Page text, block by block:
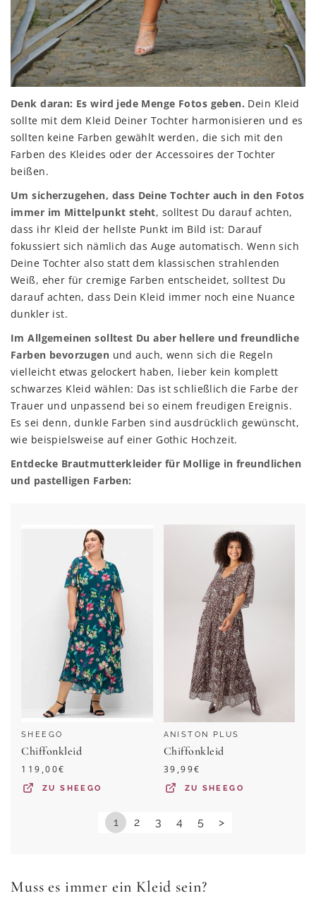
Denk daran: Es wird jede Menge Fotos geben. Dein Kleid
sollte mit dem Kleid Deiner Tochter harmonisieren und es
sollten keine Farben gewählt werden, die sich mit den
Farben des Kleides oder der Accessoires der Tochter
beißen.
Um sicherzugehen, dass Deine Tochter auch in den Fotos
immer im Mittelpunkt steht, solltest Du darauf achten,
dass ihr Kleid der hellste Punkt im Bild ist: Darauf
fokussiert sich nämlich das Auge automatisch. Wenn sich
Deine Tochter also statt dem klassischen strahlenden
Weiß, eher für cremige Farben entscheidet, solltest Du
darauf achten, dass Dein Kleid immer noch eine Nuance
dunkler ist.
Im Allgemeinen solltest Du aber hellere und freundliche
Farben bevorzugen und auch, wenn sich die Regeln
vielleicht etwas gelockert haben, lieber kein komplett
schwarzes Kleid wählen: Das ist schließlich die Farbe der
Trauer und unpassend bei so einem freudigen Ereignis.
Es sei denn, dunkle Farben sind ausdrücklich gewünscht,
wie beispielsweise auf einer Gothic Hochzeit.
Entdecke Brautmutterkleider für Mollige in freundlichen
und pastelligen Farben:
SHEEGO
Chiffonkleid
119,00€
ZUSHEEGO
ANISTON PLUS
Chiffonkleid
39,99€
ZU SHEEGO
1 2 3 4 5 >
Muss es immer ein Kleid sein?